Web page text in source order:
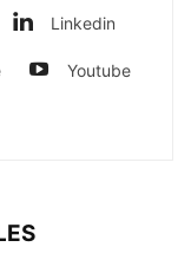
Linkedin
Youtube